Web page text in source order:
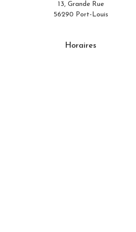
13, Grande Rue
56290 Port-Louis
Horaires